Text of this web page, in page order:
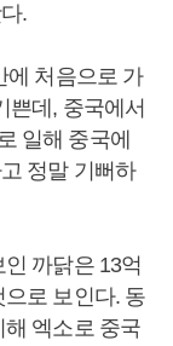
.
에 처음으로 가
쁜데, 중국에서
일해 중국에
정말 기뻐하
까닭은 13억
로 보인다. 동
엑소로 중국